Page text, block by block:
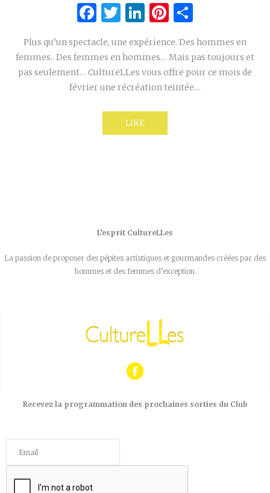
Facebook
Twitter
LinkedIn
Pinterest
Plus qu’un spectacle, une expérience. Des hommes en
femmes.. Des femmes en hommes… Mais pas toujours et
pas seulement… CultureLLes vous offre pour ce mois de
février une récréation teintée…
LIRE
L’esprit CultureLLes
La passion de proposer des pépites artistiques et gourmandes créées par des
hommes et des femmes d’exception.
Recevez la programmation des prochaines sorties du Club